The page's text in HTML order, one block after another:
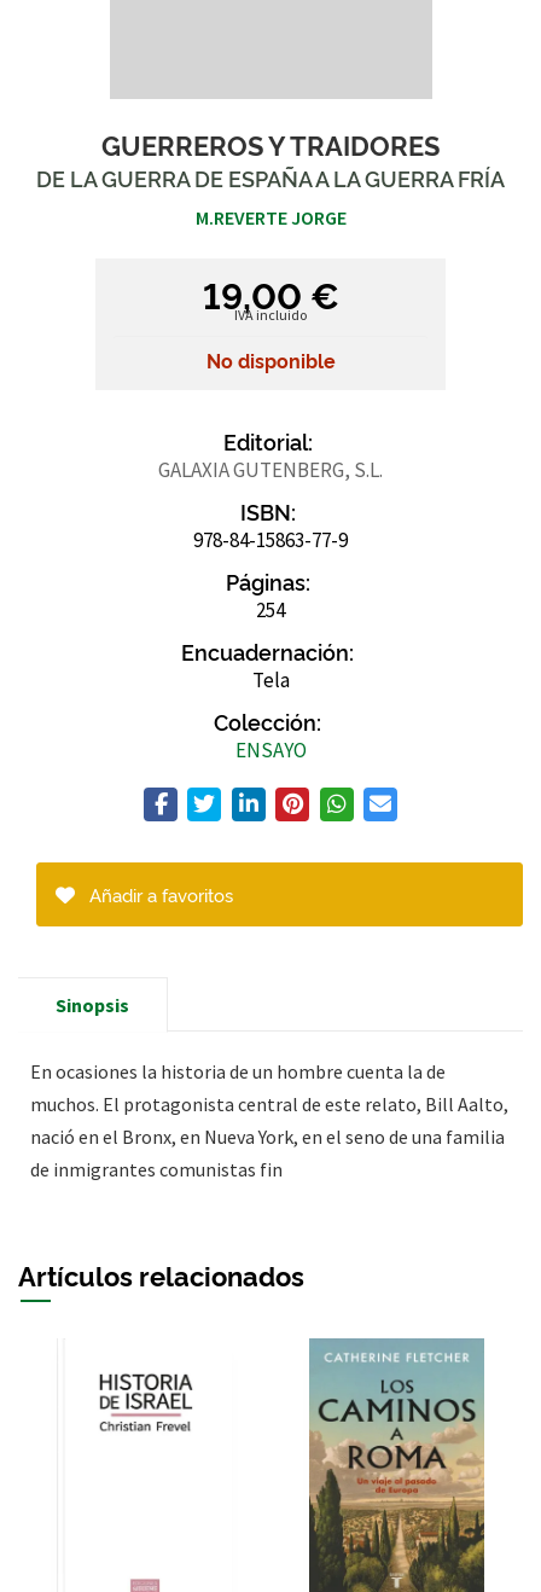
GUERREROS Y TRAIDORES
DE LA GUERRA DE ESPAÑA A LA GUERRA FRÍA
M.REVERTE JORGE
19,00 €
IVA incluido
No disponible
Editorial:
GALAXIA GUTENBERG, S.L.
ISBN:
978-84-15863-77-9
Páginas:
254
Encuadernación:
Tela
Colección:
ENSAYO
Añadir a favoritos
Sinopsis
En ocasiones la historia de un hombre cuenta la de
muchos. El protagonista central de este relato, Bill Aalto,
nació en el Bronx, en Nueva York, en el seno de una familia
de inmigrantes comunistas fin
Artículos relacionados